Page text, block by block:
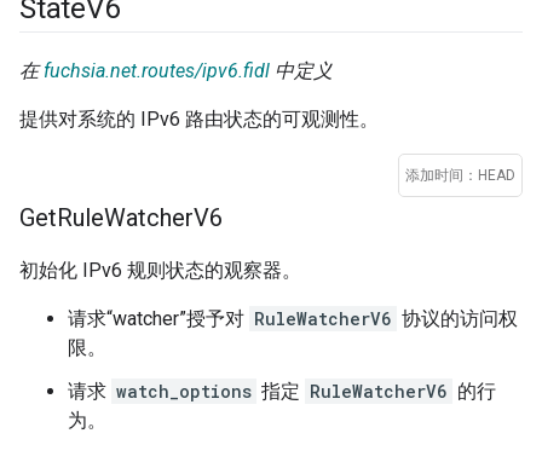
StateV6
在fuchsia.net.routes/ipv6.fidl 中定义
提供对系统的 IPv6 路由状态的可观测性。
添加时间：HEAD
GetRuleWatcherV6
初始化 IPv6 规则状态的观察器。
请求“watcher”授予对 RuleWatcherV6 协议的访问权
限。
请求 watch_options 指定 RuleWatcherV6 的行
为。